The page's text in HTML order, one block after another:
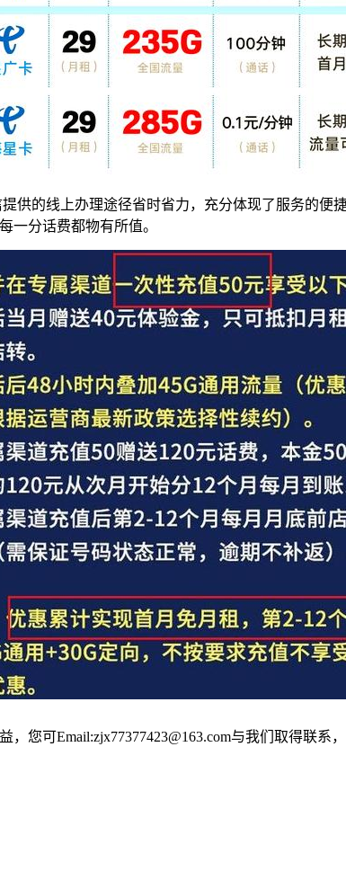
供的线上办理途径省时省力，充分体现了服务的便
一分话费都物有所值。
您可Email:zjx77377423@163.com与我们取得联系